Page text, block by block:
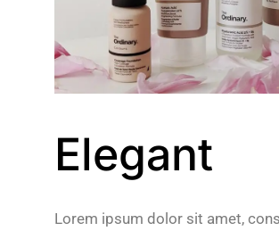
Elegant
Lorem ipsum dolor sit amet,